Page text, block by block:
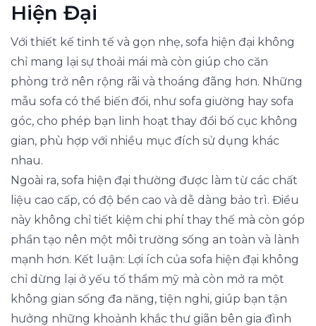
Hiện Đại
Với thiết kế tinh tế và gọn nhẹ, sofa hiện đại không
chỉ mang lại sự thoải mái mà còn giúp cho căn
phòng trở nên rộng rãi và thoáng đãng hơn. Những
mẫu sofa có thể biến đổi, như sofa giường hay sofa
góc, cho phép bạn linh hoạt thay đổi bố cục không
gian, phù hợp với nhiều mục đích sử dụng khác
nhau.
Ngoài ra, sofa hiện đại thường được làm từ các chất
liệu cao cấp, có độ bền cao và dễ dàng bảo trì. Điều
này không chỉ tiết kiệm chi phí thay thế mà còn góp
phần tạo nên một môi trường sống an toàn và lành
mạnh hơn. Kết luận: Lợi ích của sofa hiện đại không
chỉ dừng lại ở yếu tố thẩm mỹ mà còn mở ra một
không gian sống đa năng, tiện nghi, giúp bạn tận
hưởng những khoảnh khắc thư giãn bên gia đình